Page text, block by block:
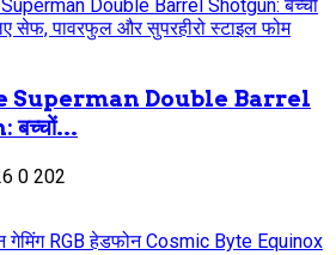
Superman Double Barrel
0 202